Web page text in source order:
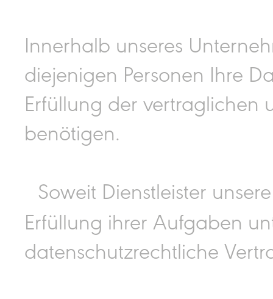
Innerhalb unseres
diejenigen Personen Ihre
Erfüllung der vertraglichen
benötigen.
Soweit Dienstleister
Erfüllung ihrer Aufgaben
datenschutzrechtliche